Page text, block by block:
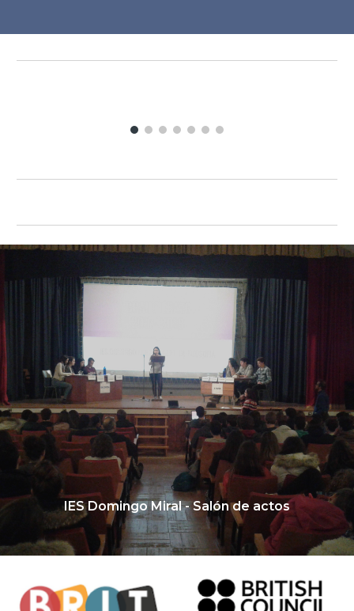
IES Domingo Miral - Salón de actos